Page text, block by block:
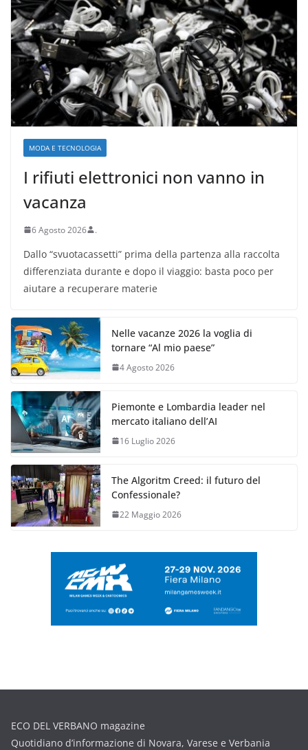
MODA E TECNOLOGIA
I rifiuti elettronici non vanno in
vacanza
6 Agosto 2026 .
Dallo “svuotacassetti” prima della partenza alla raccolta
differenziata durante e dopo il viaggio: basta poco per
aiutare a recuperare materie
Nelle vacanze 2026 la voglia di
tornare “Al mio paese”
4 Agosto 2026
Piemonte e Lombardia leader nel
mercato italiano dell’AI
16 Luglio 2026
The Algoritm Creed: il futuro del
Confessionale?
22 Maggio 2026
ECO DEL VERBANO magazine
Quotidiano d’informazione di Novara, Varese e Verbania